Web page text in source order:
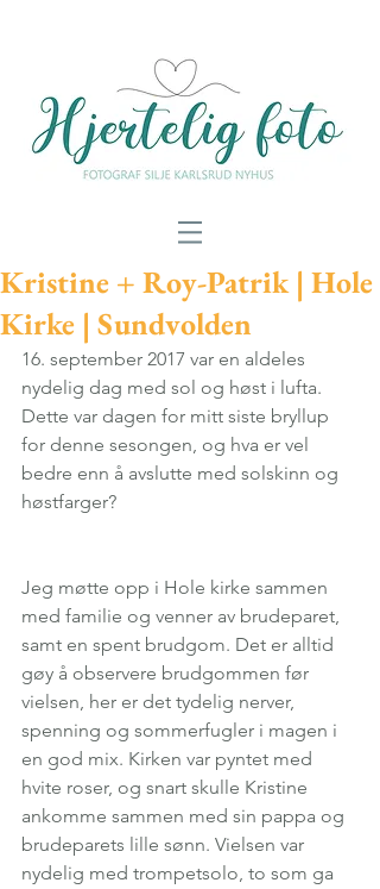
Kristine + Roy-Patrik | Hole
Kirke | Sundvolden
16. september 2017 var en aldeles
nydelig dag med sol og høst i lufta.
Dette var dagen for mitt siste bryllup
for denne sesongen, og hva er vel
bedre enn å avslutte med solskinn og
høstfarger?
Jeg møtte opp i Hole kirke sammen
med familie og venner av brudeparet,
samt en spent brudgom. Det er alltid
gøy å observere brudgommen før
vielsen, her er det tydelig nerver,
spenning og sommerfugler i magen i
en god mix. Kirken var pyntet med
hvite roser, og snart skulle Kristine
ankomme sammen med sin pappa og
brudeparets lille sønn. Vielsen var
nydelig med trompetsolo, to som ga